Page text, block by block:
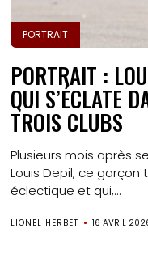
PORTRAIT
PORTRAIT :
QUI S’ÉCLATE
TROIS CLUBS
Plusieurs mois après
Louis Depil, ce
éclectique et qui,...
LIONEL HERBET 16 AVRIL